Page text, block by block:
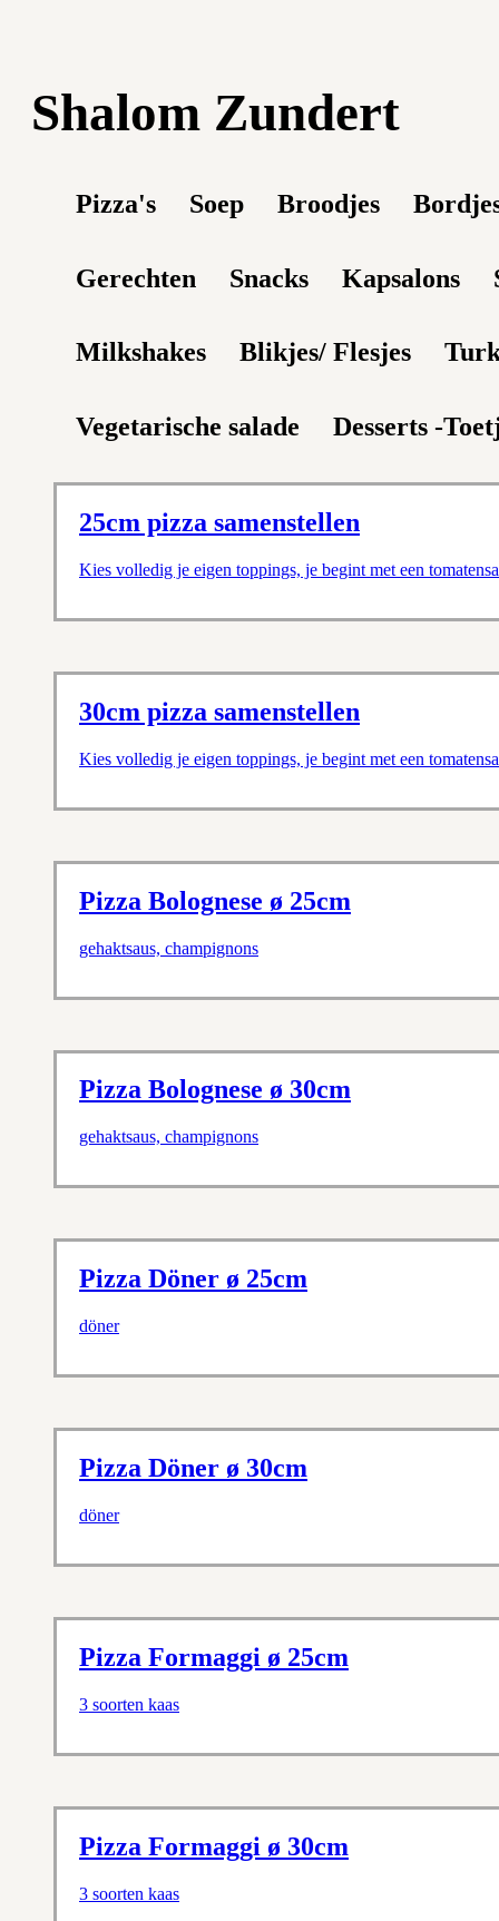
Shalom Zundert
Pizza's Soep Broodjes
Gerechten Snacks Kapsalons
Milkshakes Blikjes/ Flesjes
Vegetarische salade Desserts -
25cm pizza samenstellen
Kies volledig je eigen toppings, je begint met een
30cm pizza samenstellen
Kies volledig je eigen toppings, je begint met een
Pizza Bolognese ø 25cm
gehaktsaus, champignons
Pizza Bolognese ø 30cm
gehaktsaus, champignons
Pizza Döner ø 25cm
döner
Pizza Döner ø 30cm
döner
Pizza Formaggi ø 25cm
3 soorten kaas
Pizza Formaggi ø 30cm
3 soorten kaas